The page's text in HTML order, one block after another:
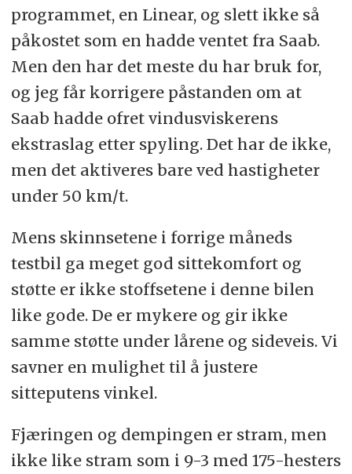
programmet, en Linear, og slett ikke så
påkostet som en hadde ventet fra Saab.
Men den har det meste du har bruk for,
og jeg får korrigere påstanden om at
Saab hadde ofret vindusviskerens
ekstraslag etter spyling. Det har de ikke,
men det aktiveres bare ved hastigheter
under 50 km/t.
Mens skinnsetene i forrige måneds
testbil ga meget god sittekomfort og
støtte er ikke stoffsetene i denne bilen
like gode. De er mykere og gir ikke
samme støtte under lårene og sideveis. Vi
savner en mulighet til å justere
sitteputens vinkel.
Fjæringen og dempingen er stram, men
ikke like stram som i 9-3 med 175-hesters